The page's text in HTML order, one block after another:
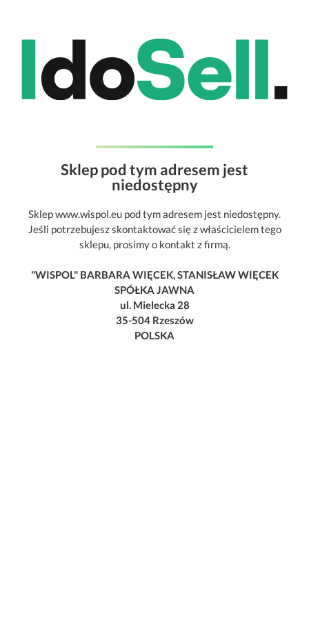
Sklep pod tym adresem jest
niedostępny
Sklep www.wispol.eu pod tym adresem jest niedostępny.
Jeśli potrzebujesz skontaktować się z właścicielem tego
sklepu, prosimy o kontakt z firmą.
"WISPOL" BARBARA WIĘCEK, STANISŁAW WIĘCEK
SPÓŁKA JAWNA
ul. Mielecka 28
35-504 Rzeszów
POLSKA